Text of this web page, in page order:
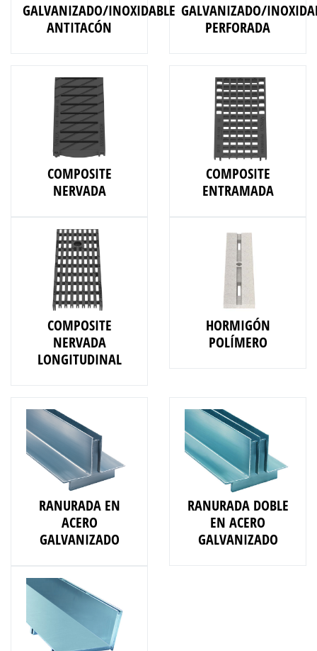
GALVANIZADO/INOXIDABLE
ANTITACÓN
GALVANIZADO/
PERFORADA
COMPOSITE
NERVADA
COMPOSITE
ENTRAMADA
COMPOSITE
NERVADA
LONGITUDINAL
HORMIGÓN
POLÍMERO
RANURADA EN
ACERO
GALVANIZADO
RANURADA DOBLE
EN ACERO
GALVANIZADO